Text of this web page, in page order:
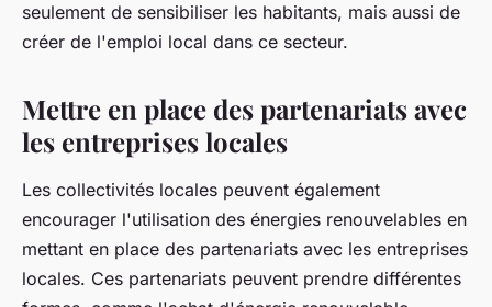
seulement de sensibiliser les habitants, mais aussi de
créer de l'emploi local dans ce secteur.
Mettre en place des partenariats avec
les entreprises locales
Les collectivités locales peuvent également
encourager l'utilisation des énergies renouvelables en
mettant en place des partenariats avec les entreprises
locales. Ces partenariats peuvent prendre différentes